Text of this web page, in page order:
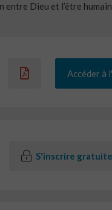
Dieu et l’être
Accéder à
S'inscrire